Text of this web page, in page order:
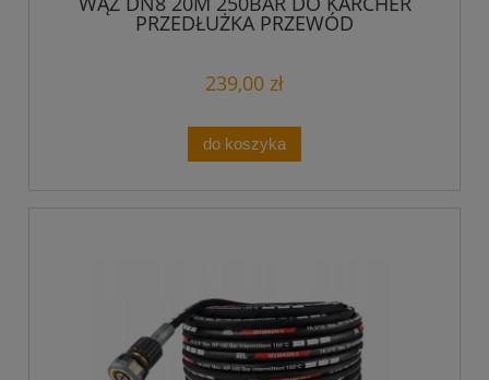
PRZEDŁUŻKA PRZEWÓD
239,00 zł
do koszyka